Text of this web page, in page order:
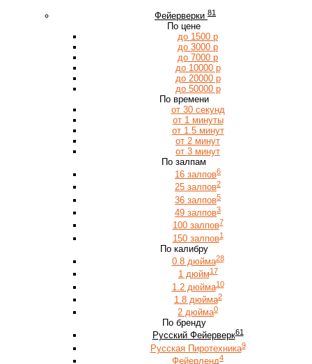
Фейерверки 81
По цене
до 1500 р
до 3000 р
до 7000 р
до 10000 р
до 20000 р
до 50000 р
По времени
от 30 секунд
от 1 минуты
от 1.5 минут
от 2 минут
от 3 минут
По залпам
16 залпов6
25 залпов2
36 залпов5
49 залпов3
100 залпов7
150 залпов1
По калибру
0.8 дюйма28
1 дюйм17
1.2 дюйма10
1.8 дюйма2
2 дюйма0
По бренду
Русский Фейерверк61
Русская Пиротехника9
Фейерленд4